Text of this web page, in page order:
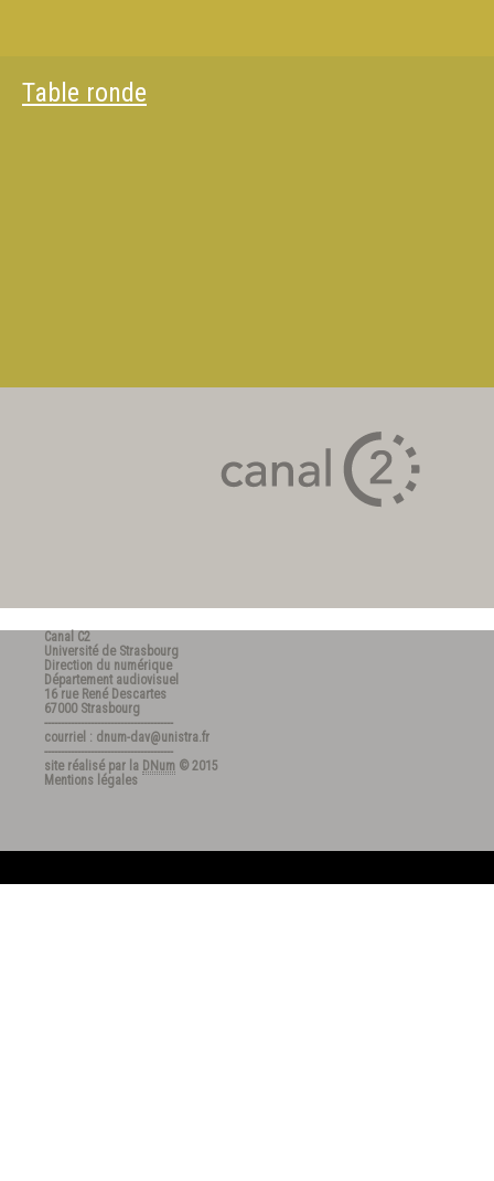
Table ronde
Canal C2
Université de Strasbourg
Direction du numérique
Département audiovisuel
16 rue René Descartes
67000 Strasbourg
---------------------------------------
courriel : dnum-dav@unistra.fr
---------------------------------------
site réalisé par la DNum © 2015
Mentions légales